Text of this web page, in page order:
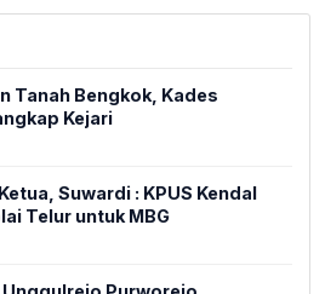
Tanah Bengkok, Kades
Kejari
Suwardi : KPUS Kendal
Telur untuk MBG